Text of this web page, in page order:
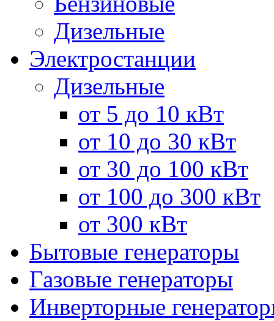
Дизельные
Электростанции
Дизельные
от 5 до 10 кВт
от 10 до 30 кВт
от 30 до 100 кВт
от 100 до 300 кВт
от 300 кВт
Бытовые генераторы
Газовые генераторы
Инверторные